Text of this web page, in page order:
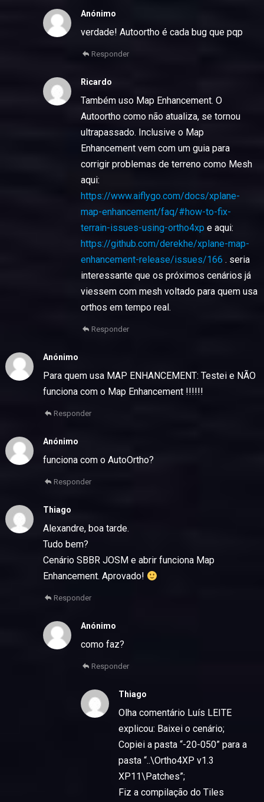
Anónimo
verdade! Autoortho é cada bug que pqp
Responder
Ricardo
Também uso Map Enhancement. O
Autoortho como não atualiza, se tornou
ultrapassado. Inclusive o Map
Enhancement vem com um guia para
corrigir problemas de terreno como Mesh
aqui:
https://www.aiflygo.com/docs/xplane-
map-enhancement/faq/#how-to-fix-
terrain-issues-using-ortho4xp e aqui:
https://github.com/derekhe/xplane-map-
enhancement-release/issues/166 . seria
interessante que os próximos cenários já
viessem com mesh voltado para quem usa
orthos em tempo real.
Responder
Anónimo
Para quem usa MAP ENHANCEMENT: Testei e NÃO
funciona com o Map Enhancement !!!!!!
Responder
Anónimo
funciona com o AutoOrtho?
Responder
Thiago
Alexandre, boa tarde.
Tudo bem?
Cenário SBBR JOSM e abrir funciona Map
Enhancement. Aprovado!
Responder
Anónimo
como faz?
Responder
Thiago
Olha comentário Luís LEITE
explicou: Baixei o cenário;
Copiei a pasta “-20-050” para a
pasta “..\Ortho4XP v1.3
XP11\Patches”;
Fiz a compilação do Tiles